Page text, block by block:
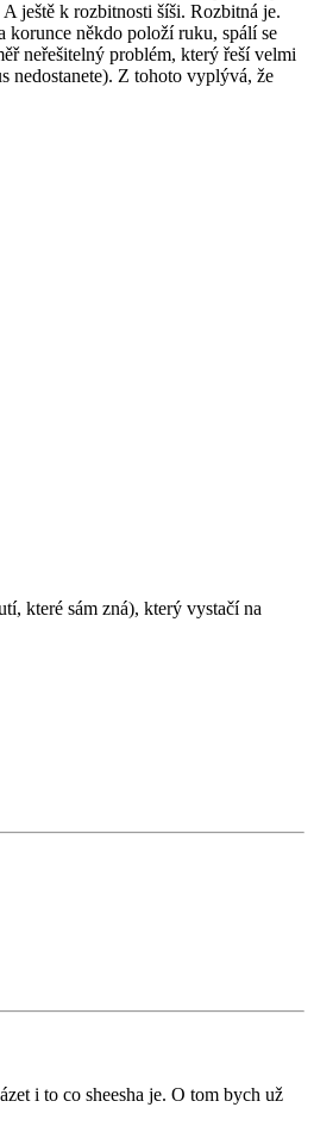
ještě k rozbitnosti šíši. Rozbitná je.
někdo položí ruku, spálí se
neřešitelný problém, který řeší velmi
nedostanete). Z tohoto vyplývá, že
které sám zná), který vystačí na
i to co sheesha je. O tom bych už